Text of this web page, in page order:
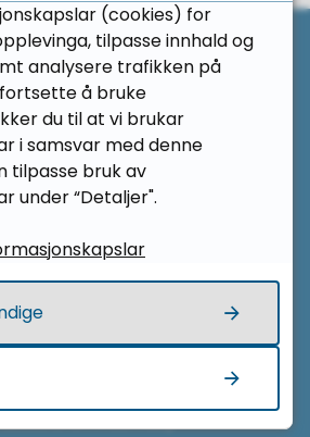
skule
200
Til
(cookies) for
tilpasse innhald og
analysere trafikken på
å bruke
du til at vi brukar
i samsvar med denne
tilpasse bruk av
under “Detaljer".